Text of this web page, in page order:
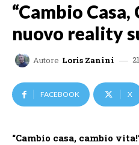
“Cambio
nuovo reality
Autore Loris Zanini
FACEBOOK X
“Cambio casa, cambio